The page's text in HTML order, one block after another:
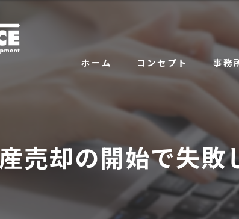
ホーム コンセプト
代表あいさつ
事務
売却の開始で失